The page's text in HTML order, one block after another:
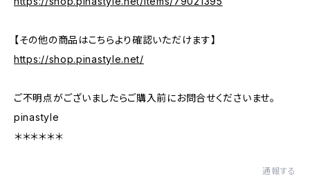
【その他の商品はこちらより確認いただけます】
https://shop.pinastyle.net/
ご不明点がございましたらご購入前にお問合せくださいませ。
pinastyle
＊＊＊＊＊＊
通報する